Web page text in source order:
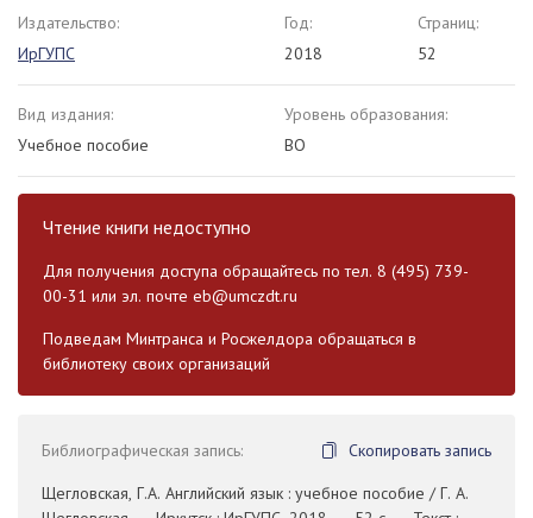
Издательство:
ИрГУПС
Год:
2018
Страниц:
52
Вид издания:
Учебное пособие
Уровень образования:
ВО
Чтение книги недоступно
Для получения доступа обращайтесь по тел. 8 (495) 739-
00-31 или эл. почте eb@umczdt.ru
Подведам Минтранса и Росжелдора обращаться в
библиотеку своих организаций
Библиографическая запись:
Скопировать запись
Щегловская, Г.А. Английский язык : учебное пособие / Г. А.